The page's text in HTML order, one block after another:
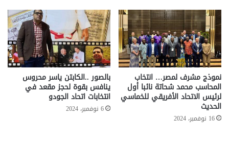
نموذج مشرف لمصر… انتخاب
المحاسب محمد شحاتة نائبا أول
لرئيس الاتحاد الأفريقي للخماسي
الحديث
16 نوفمبر، 2024
بالصور ..الكابتن ياسر محروس
ينافس بقوة لحجز مقعد في
انتخابات اتحاد الجودو
6 نوفمبر، 2024